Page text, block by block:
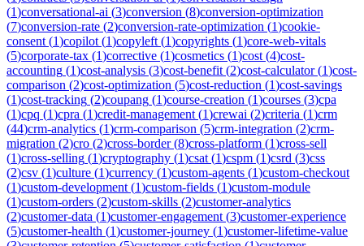
(1)conversational-ai (3)conversion (8)conversion-optimization
(7)conversion-rate (2)conversion-rate-optimization (1)cookie-
consent (1)copilot (1)copyleft (1)copyrights (1)core-web-vitals
(5)corporate-tax (1)corrective (1)cosmetics (1)cost (4)cost-
accounting (1)cost-analysis (3)cost-benefit (2)cost-calculator(1)cost-
comparison (2)cost-optimization (5)cost-reduction (1)cost-savings
(1)cost-tracking (2)coupang (1)course-creation (1)courses (3)cpa
(1)cpq (1)cpra (1)credit-management (1)crewai (2)criteria (1)crm
(44)crm-analytics (1)crm-comparison (5)crm-integration (2)crm-
migration (2)cro (2)cross-border(8)cross-platform (1)cross-sell
(1)cross-selling (1)cryptography (1)csat (1)cspm (1)csrd (3)css
(2)csv (1)culture (1)currency (1)custom-agents (1)custom-checkout
(1)custom-development (1)custom-fields (1)custom-module
(1)custom-orders (2)custom-skills (2)customer-analytics
(2)customer-data (1)customer-engagement (3)customer-experience
(5)customer-health (1)customer-journey (1)customer-lifetime-value